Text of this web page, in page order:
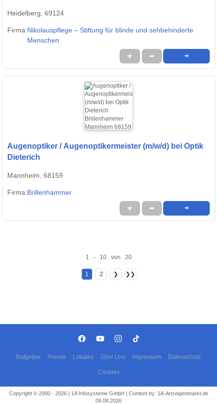
Heidelberg, 69124
Firma:Nikolauspflege – Stiftung für blinde und sehbehinderte
Menschen
★ ➦ ➜
Augenoptiker / Augenoptikermeister (m/w/d) bei Optik
Dieterich
Mannheim, 68159
Firma:Brillenhammer
★ ➦ ➜
1 - 10 von 20
1 2 ❯ ❯❯
Ratgeber Presse Lokales Über Uns Impressum Datenschutz
Cookies
Copyright © 2000 - 2026 | 1A Infosysteme GmbH | Content by: 1A-Anzeigenmarkt.de
09.08.2026